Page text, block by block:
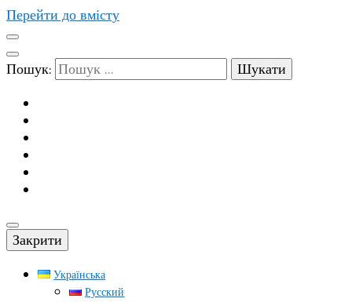
Перейти до вмісту
Пошук:
Закрити
Українська
Русский